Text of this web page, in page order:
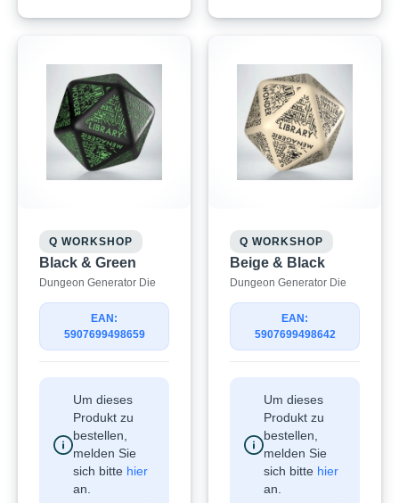
Q WORKSHOP
Black & Green
Dungeon Generator Die
EAN:
5907699498659
Um dieses
Produkt zu
bestellen,
melden Sie
sich bitte hier
an.
Q WORKSHOP
Beige & Black
Dungeon Generator Die
EAN:
5907699498642
Um dieses
Produkt zu
bestellen,
melden Sie
sich bitte hier
an.